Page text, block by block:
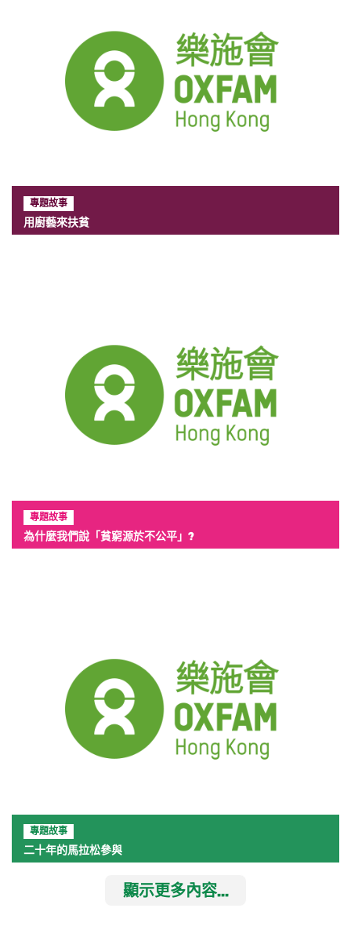
專題故事
用廚藝來扶貧
專題故事
為什麼我們說「貧窮源於不公平」?
專題故事
二十年的馬拉松參與
顯示更多內容...